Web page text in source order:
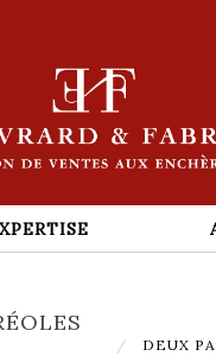
DEUX